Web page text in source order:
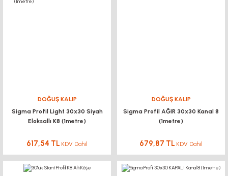
DOĞUŞ KALIP
Sigma Profil Light 30x30 Siyah
Eloksallı K8 (1metre)
617,54 TL KDV Dahil
DOĞUŞ KALIP
Sigma Profil AĞIR 30x30 Kanal 8
(1metre)
679,87 TL KDV Dahil